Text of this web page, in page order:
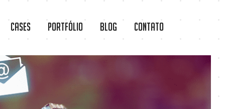
Cases Portfólio Blog Contato